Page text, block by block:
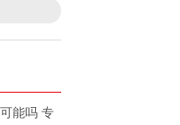
能吗 专